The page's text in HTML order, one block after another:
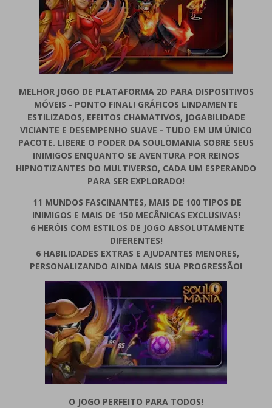
MELHOR JOGO DE PLATAFORMA 2D PARA DISPOSITIVOS
MÓVEIS - PONTO FINAL! GRÁFICOS LINDAMENTE
ESTILIZADOS, EFEITOS CHAMATIVOS, JOGABILIDADE
VICIANTE E DESEMPENHO SUAVE - TUDO EM UM ÚNICO
PACOTE. LIBERE O PODER DA SOULOMANIA SOBRE SEUS
INIMIGOS ENQUANTO SE AVENTURA POR REINOS
HIPNOTIZANTES DO MULTIVERSO, CADA UM ESPERANDO
PARA SER EXPLORADO!
11 MUNDOS FASCINANTES, MAIS DE 100 TIPOS DE
INIMIGOS E MAIS DE 150 MECÂNICAS EXCLUSIVAS!
6 HERÓIS COM ESTILOS DE JOGO ABSOLUTAMENTE
DIFERENTES!
6 HABILIDADES EXTRAS E AJUDANTES MENORES,
PERSONALIZANDO AINDA MAIS SUA PROGRESSÃO!
O JOGO PERFEITO PARA TODOS!